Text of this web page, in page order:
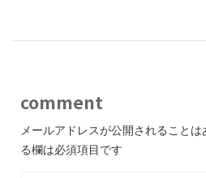
comment
メールアドレスが公開されることは
る欄は必須項目です